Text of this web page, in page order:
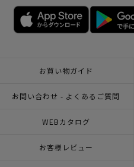
お買い物ガイド
お問い合わせ - よくあるご質問
WEBカタログ
お客様レビュー